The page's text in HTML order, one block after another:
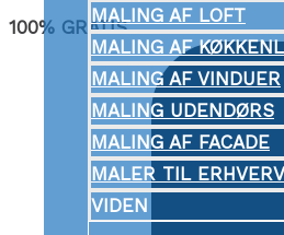
MALING AF LOFT
MALING AF
MALING AF VINDUER
MALING UDENDØRS
MALING AF FACADE
MALER TIL ERHVERV
VIDEN
100% GRATIS